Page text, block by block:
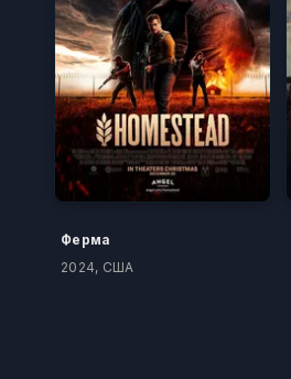
Ферма
2024, США